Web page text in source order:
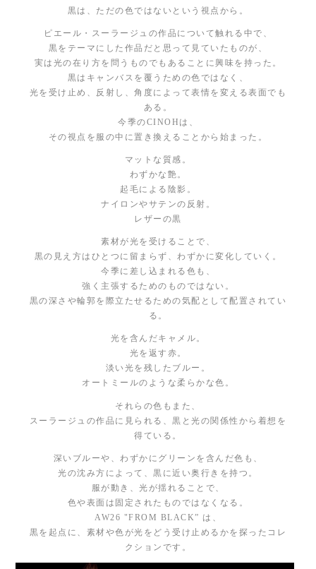
黒は、ただの色ではないという視点から。
ピエール・スーラージュの作品について触れる中で、
黒をテーマにした作品だと思って見ていたものが、
実は光の在り方を問うものでもあることに興味を持った。
黒はキャンバスを覆うための色ではなく、
光を受け止め、反射し、角度によって表情を変える表面でも
ある。
今季のCINOHは、
その視点を服の中に置き換えることから始まった。
マットな質感。
わずかな艶。
起毛による陰影。
ナイロンやサテンの反射。
レザーの黒
素材が光を受けることで、
黒の見え方はひとつに留まらず、わずかに変化していく。
今季に差し込まれる色も、
強く主張するためのものではない。
黒の深さや輪郭を際立たせるための気配として配置されてい
る。
光を含んだキャメル。
光を返す赤。
淡い光を残したブルー。
オートミールのような柔らかな色。
それらの色もまた、
スーラージュの作品に見られる、黒と光の関係性から着想を
得ている。
深いブルーや、わずかにグリーンを含んだ色も、
光の沈み方によって、黒に近い奥行きを持つ。
服が動き、光が揺れることで、
色や表面は固定されたものではなくなる。
AW26 "FROM BLACK” は、
黒を起点に、素材や色が光をどう受け止めるかを探ったコレ
クションです。